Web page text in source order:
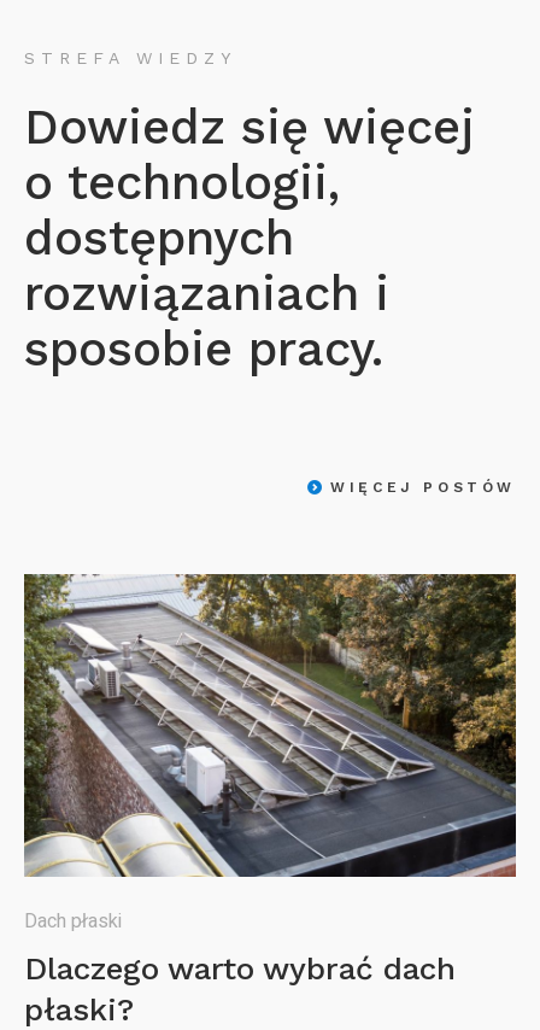
STREFA WIEDZY
Dowiedz się więcej
o technologii,
dostępnych
rozwiązaniach i
sposobie pracy.
WIĘCEJ POSTÓW
Dach płaski
Dlaczego warto wybrać dach
płaski?